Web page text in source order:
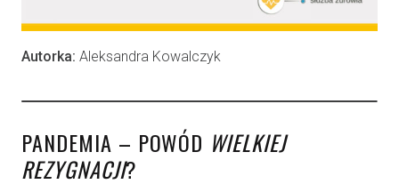
Autorka: Aleksandra Kowalczyk
PANDEMIA – POWÓD WIELKIEJ
REZYGNACJI?